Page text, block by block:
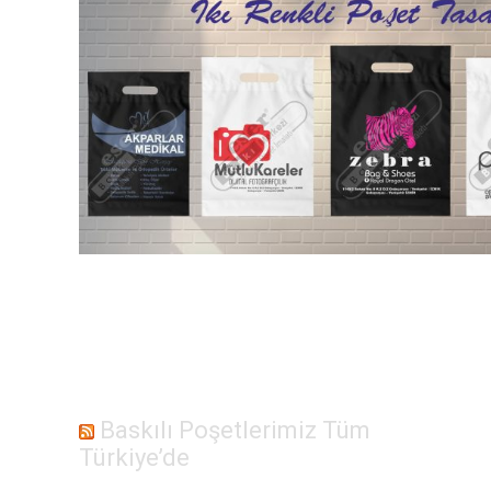
Baskılı Poşetlerimiz Tüm
Türkiye’de